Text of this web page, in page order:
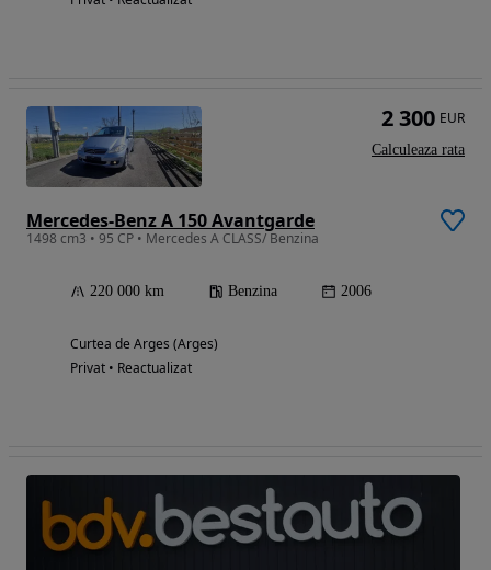
Mercedes-Benz A 150 Avantgarde
1498 cm3 • 95 CP • Mercedes A CLASS/ Benzina
220 000 km Benzina 2006
Curtea de Arges (Arges)
Privat • Reactualizat
2 300 EUR
Calculeaza rata